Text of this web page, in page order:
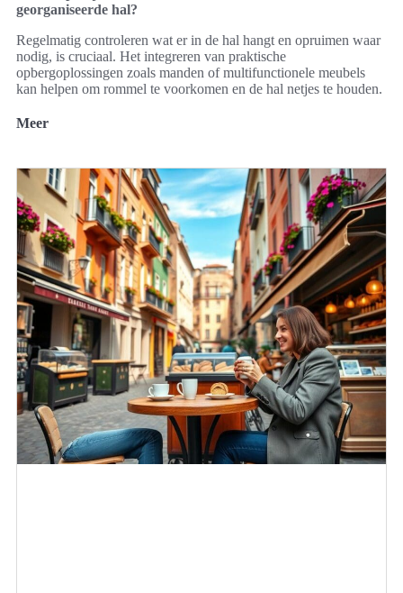
georganiseerde hal?
Regelmatig controleren wat er in de hal hangt en opruimen waar
nodig, is cruciaal. Het integreren van praktische
opbergoplossingen zoals manden of multifunctionele meubels
kan helpen om rommel te voorkomen en de hal netjes te houden.
Meer